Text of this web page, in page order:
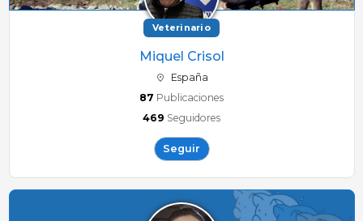
Veterinario
Miquel Crisol
España
87 Publicaciones
469 Seguidores
Seguir